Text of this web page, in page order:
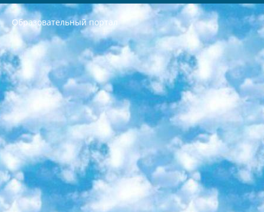
Образовательный портал
РЕСПУБЛИКА УЗБЕКИСТАН МИНИСТРЕРСТВО ДОШКОЛЬНОГО И ШКОЛЬНОГО ОБРАЗОВАНИЯ КОМАНДА в общеобразовательных учреждениях в 2023-2024 учебном году организация и проведение итоговой государственной аттестации обучающихся о Министра дошкольного и школьного образования Республики Узбекистан от 4 марта 2008 года (постановлением Минюста от 20 марта 2008 года № 1778 государственной регистрации) «Итоговое состояние учащихся общего среднего образования на основании положения об утверждении положения об аттестации общего среднего образования выпускной экзамен студентов в образовательных учреждениях в 2023-2024 учебном году В целях организации и прохождения аттестации приказываю: 1. Следующее: перечень предметов, по которым будет проводиться итоговая государственная аттестация и экзамен формы перевода согласно приложению 1; сертификаты международного образца, оценивающие уровень владения иностранными языками перечень согласно приложению 2; 2. Педагогический при специализированных образовательных учреждениях. научно-практический центр квалификации и международной оценки (Д.Давидова) 2024 г. До 25 марта: задания по предметам, по которым будет проводиться итоговая аттестация разработка и утверждение технических условий; итоговая аттестация на основании разработанного предметного задания разработка вопросов по предметам (устно и письменно), экзамен передача; общеобразовательные средние школы и специальные учебные заведения учащиеся выпускных классов школ и интернатов в агентской системе подготовка базы данных экзаменационных материалов и критериев оценки; перевод базы экзаменационных материалов на все языки обучения подать в Республиканский образовательный центр для изготовления; варианты экзаменов на основе разработанных контрольных материалов пусть будут поставлены задачи формирования. 3. Республиканский образовательный центр (Ш.Худайкулов) до 5 апреля 2024 года. до: база данных предоставленных экзаменационных материалов на все языки обучения перевод и экспертиза; для слепых, слабовидящих, глухих, слабослышащих и умственно отсталых детей учащиеся выпускных классов специализированных школ и школ-интернатов база данных экзаменационных материалов на всех преподаваемых языках подготовка критериев оценки; специализированные школы для умственно отсталых детей и технологии для учащихся выпускных классов школ-интернатов разработка соответствующих рекомендаций и критериев проведения ЕГЭ по естествознанию давать задания. 4. Педагогический при специализированных образовательных учреждениях. Научно-практический центр навыков и международной оценки (Д.Давидова), Республика образовательный центр (Худайкулов Ш.) итоговый государственный аттестационный экзамен ориентирован на творческое и логическое мышление при подготовке базы материалов учитывать введение заданий. 5. Следует отметить, что: сертификат государственного образца о знании общеобразовательного предмета и как минимум национальный уровень B1 по предметам на иностранных языках, указанным в Приложении 2. или международно признанный сертификат эквивалентного уровня студенты, изучающие определенный предмет, освобождаются от экзамена; по соответствующим предметам запланирована итоговая государственная аттестация за день до дня, путем жеребьевки Рабочей группой (в письменной форме по предметам, проводимым в форме) из числа сформированных вариантов выбрано 2 варианта; 2 выбранных варианта экзамена анонсированы на официальном сайте министерства и все выпускники по всей стране на основе этих вариантов проводит итоговую государственную аттестацию. 6. Государственное образование учащихся средних общеобразовательных учреждений. знания в соответствии с квалификационными требованиями, которые необходимо приобрести на основании стандартов итоговый (выпускной) контроль для 9 и 11 классов в целях тестирования Экзамены (далее – экзамены) состоят из предметов, перечисленных в приложении 1. будет сделано. 7. Экзамены пройдут с 26 мая по 15 июня 2024 г. (кроме науки физического воспитания). 8. Физическая для учащихся 9 классов общесредних образовательных учреждений. Экзамены по предмету «Образование, квалификация медицина» 1-6 мая 2024 года. сотрудники перевести под присмотр (с отклонениями в физическом или умственном развитии) специализированная школа для детей, школы-интернаты и со сколиозом школы-интернаты санаторного типа для больных детей исключены). 9. Он был слепым, слабовидящим и имел нарушения опорно-двигательного аппарата. экзамены в специализированных школах и интернатах для детей должны проводиться исходя из требований, предъявляемых к общеобразовательным учреждениям (физкультура кроме науки). 10. Специализированная школа для глухих и слабослышащих детей. и экзамены в интернатах и быть реализован в виде письменного теста по математике. 11. Специальность для умственно отсталых детей. Для 9 класса Родной язык и литературное письмо Государственный язык (язык обучения – узбекский). для неклассов) написано Математическое письмо Письменная/устная история Узбекистана Физическое воспитание практично Итоговый контроль Для 11 класса Написание родного языка и литературы (эссе) Математическое письмо Узбекский язык (обучение на узбекском языке) не посещающее общее среднее образование для учреждений)/Образовательное учреждение выбор письменный и устный Иностранный язык письменный/устный Письменная/устная история Узбекистана *По выбору студента:  Химия  Физика  Основы государственного права  География 10 бесплатных образовательных ресурсов - Мы составили подборку онлайн-проектов с интерактивными упражнениями, видеолекциями и статьями. Они помогут вам обрести новые и освежить старые знания бесплатно. 1. «ИНТУИТ» Старейшая образовательная площадка Рунета. Здесь вы найдёте сотни текстовых и видеокурсов на десятки различных тем — от программирования до психологии. Многие курсы подготовлены российскими университетами и крупными международными компаниями вроде Intel и Microsoft. Самостоятельное обучение бесплатное, но желающие могут оплатить услуги персональных наставников. 2. «Смартия» знакомит с актуальными профессиями и подсказывает, как им обучаться. Выбрав заинтересовавшую вас специальность — SMM-специалист, фотограф, веб-дизайнер или другую, — увидите список необходимых для неё умений. Чтобы вы могли освоить их самостоятельно, для каждого умения площадка отображает подборку ссылок на учебные материалы. Хотя «Смартия» ориентируется на русскоязычную аудиторию, часть контента всё же доступна только на английском. 3. «Лекторий Физтеха» Проект Московского физико-технического института (Физтеха). С его помощью вы можете смотреть онлайн серии лекций, записанные на видео в этом вузе. В числе доступных предметов — физика, биология, химия, информационные технологии и другие. К некоторым лекциям администрация ресурса прилагает готовые конспекты, которые можно скачивать в PDF-формате. 4. ITMOcourses Онлайн-площадка Санкт-Петербургского национального исследовательского университета информационных технологий, механики и оптики (ИТМО). Ресурс предоставляет свободный доступ к курсам, разработанным в этом вузе. Каталог материалов разбит на четыре категории: «Оптические системы и технологии», «Приборостроение и робототехника», «Информационные технологии» и «Биотехнологии». Курсы состоят из видеолекций, интерактивных демонстраций и заданий. 5. «КиберЛенинка» Электронная научная библиотека открытого доступа. Каталог площадки регулярно обрастает текстами статей из различных научных изданий. Сгруппированные по журналам и рубрикам публикации можно читать онлайн или скачивать целиком в PDF-формате. Проект нацелен на популяризацию науки за счёт открытого доступа к качественной информации. 6. «ПостНаука» На этом ресурсе публикуют подборки видеолекций, составленные экспертами из разных отраслей и объединённые общими темами. Среди них, к примеру, есть серии «Биоинформатика и геномика», «Культура средневековой Скандинавии» и Cinema Studies о теории кино. Каждая подборка лекций — логически связанная история, рассказанная экспертом от первого лица. Кроме того, на сайте появляются научно-образовательные статьи и тесты на разные темы. 7. «Newочём» Команда проекта «Newочём» отбирает самые интересные тексты из англоязычных СМИ и переводит те из них, за которые голосуют участники сообщества «ВКонтакте». По большей части это научно-популярные статьи. Редакторы придумывают лишь заголовки, в остальном содержание переводов соответствует оригиналам. Полные тексты можно читать прямо в социальной сети. 8. InternetUrok Онлайн-база материалов по основным дисциплинам школьной программы. Информация на сайте структурирована по классам, предметам и темам (урокам). Каждый урок состоит из видеолекций и конспектов. Есть также интерактивные тренажёры и тесты для закрепления пройденного материала. Даже если вы давно окончили школу, возможность повторить программу старших классов всегда может пригодиться. 9. Edutainme Ещё один ресурс об образовании. В отличие от Newtonew, как мне кажется, Edutainme больше ориентируется на представителей индустрии: педагогов, предпринимателей, разработчиков образовательных проектов. Но и любой, кто просто стремится к саморазвитию, найдёт на сайте много полезного и интересного для себя. Например, информацию о новых курсах и образовательных сервисах. 10. Newtonew Онлайн-медиа об образовании и обучении в широком смысле. Авторы Newtonew пишут об инструментах, заведениях, тактиках и стратегиях, которые помогают учить других и получать новые знания самостоятельно. На этой площадке вы найдёте новости, обзоры, аналитические мат